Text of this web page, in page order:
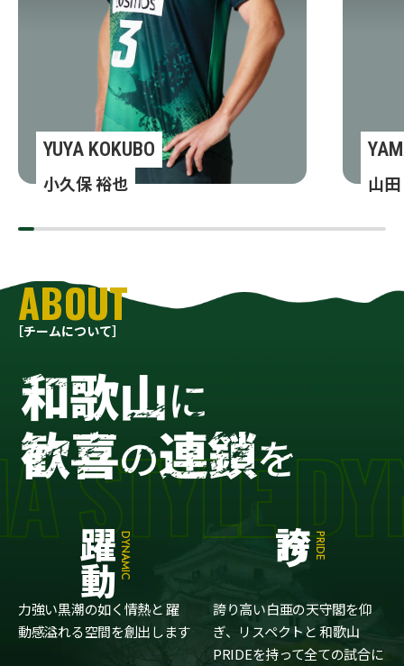
YUYA KOKUBO
小久保 裕也 山
ABOUT
［チームについて］
躍動DYNAMIC
力強い黒潮の如く情熱と躍
動感溢れる空間を創出します
誇りPRIDE
誇り高い白亜の天守閣を仰
ぎ、リスペクトと和歌山
PRIDEを持って全ての試合に